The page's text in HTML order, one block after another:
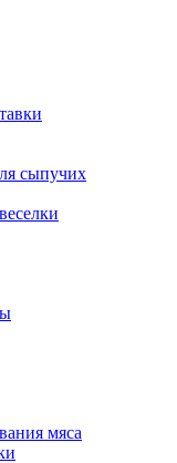
сыпучих
мяса